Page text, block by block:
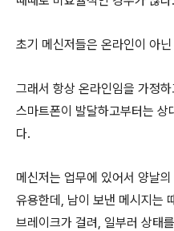
초기 메신저들은 온라인이 아
그래서 항상 온라인임을 가정
스마트폰이 발달하고부터는
다.
메신저는 업무에 있어서 양날
유용한데, 남이 보낸 메시지는
브레이크가 걸려, 일부러 상태